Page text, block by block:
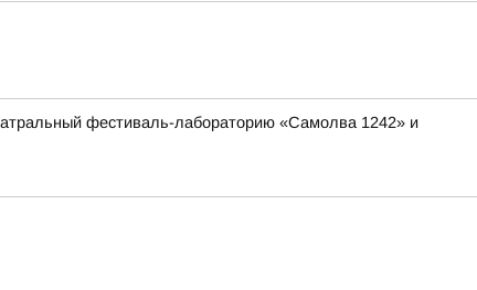
фестиваль-лабораторию «Самолва 1242» и